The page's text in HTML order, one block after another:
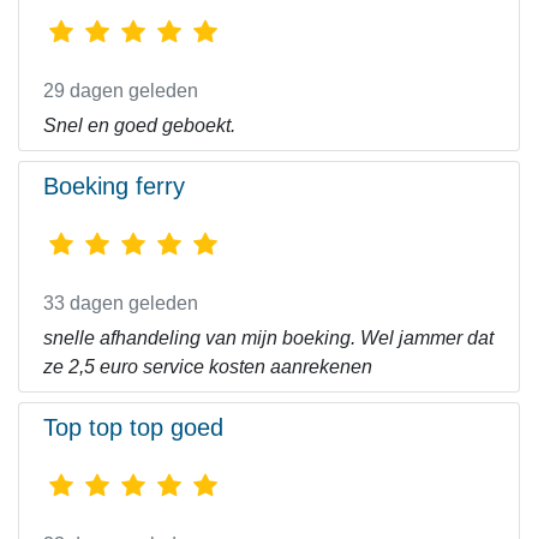
29 dagen geleden
Snel en goed geboekt.
Boeking ferry
33 dagen geleden
snelle afhandeling van mijn boeking. Wel jammer dat
ze 2,5 euro service kosten aanrekenen
Top top top goed